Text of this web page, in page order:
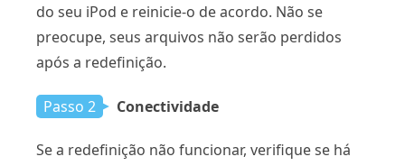
do seu iPod e reinicie-o de acordo. Não se
preocupe, seus arquivos não serão perdidos
após a redefinição.
Passo 2 Conectividade
Se a redefinição não funcionar, verifique se há